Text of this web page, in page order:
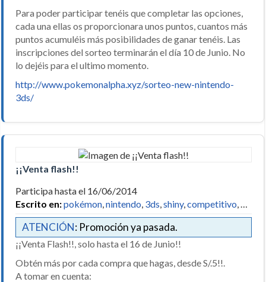
Para poder participar tenéis que completar las opciones,
cada una ellas os proporcionara unos puntos, cuantos más
puntos acumuléis más posibilidades de ganar tenéis. Las
inscripciones del sorteo terminarán el día 10 de Junio. No
lo dejéis para el ultimo momento.
http://www.pokemonalpha.xyz/sorteo-new-nintendo-
3ds/
¡¡Venta flash!!
Participa hasta el 16/06/2014
Escrito en:pokémon,nintendo, 3ds,shiny,competitivo, …
ATENCIÓN: Promoción ya pasada.
¡¡Venta Flash!!, solo hasta el 16 de Junio!!
Obtén más por cada compra que hagas, desde S/.5!!.
A tomar en cuenta: